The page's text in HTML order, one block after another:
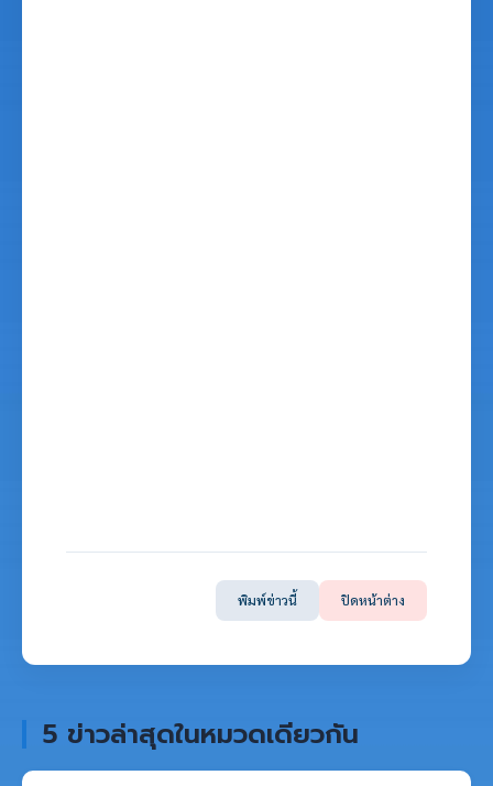
พิมพ์ข่าวนี้ ปิดหน้าต่าง
5 ข่าวล่าสุดในหมวดเดียวกัน